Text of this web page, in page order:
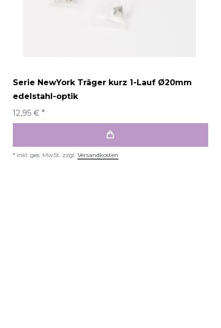
Serie NewYork Träger kurz 1-Lauf Ø20mm
edelstahl-optik
12,95 € *
* inkl. ges. MwSt. zzgl. Versandkosten